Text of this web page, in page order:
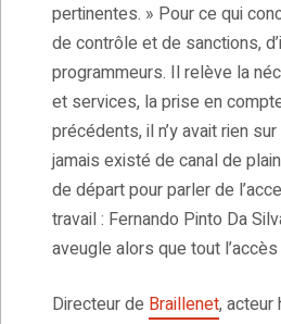
pertinentes. » Pour ce qui
de contrôle et de sanctions,
programmeurs. Il relève la
et services, la prise en
précédents, il n’y avait rien
jamais existé de canal de
de départ pour parler de
travail : Fernando Pinto Da
aveugle alors que tout
Directeur de Braillenet, acteur